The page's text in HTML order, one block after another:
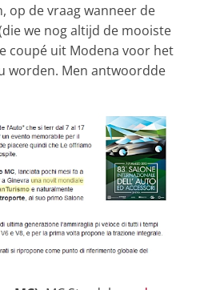
op de vraag wanneer de
we nog altijd de mooiste
coupé uit Modena voor het
worden. Men antwoordde